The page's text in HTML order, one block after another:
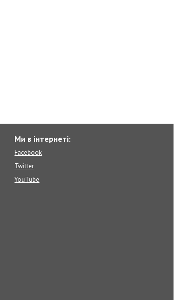
Ми в інтернеті:
Facebook
Twitter
YouTube